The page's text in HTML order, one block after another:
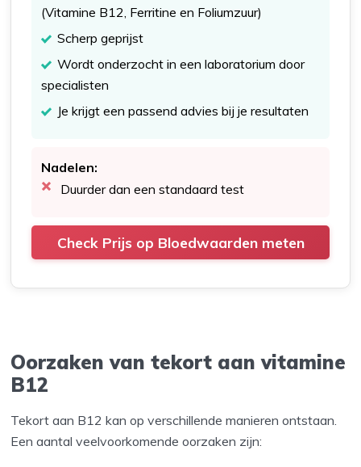
(Vitamine B12, Ferritine en Foliumzuur)
Scherp geprijst
Wordt onderzocht in een laboratorium door
specialisten
Je krijgt een passend advies bij je resultaten
Nadelen:
Duurder dan een standaard test
Check Prijs op Bloedwaarden meten
Oorzaken van tekort aan vitamine
B12
Tekort aan B12 kan op verschillende manieren ontstaan.
Een aantal veelvoorkomende oorzaken zijn: